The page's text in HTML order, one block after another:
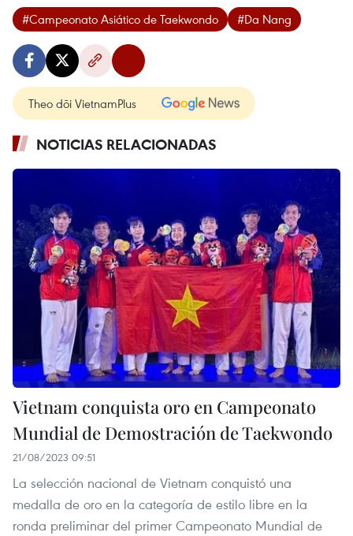
#Campeonato Asiático de Taekwondo #Da Nang
Theo dõi VietnamPlus
NOTICIAS RELACIONADAS
Vietnam conquista oro en Campeonato
Mundial de Demostración de Taekwondo
21/08/2023 09:51
La selección nacional de Vietnam conquistó una
medalla de oro en la categoría de estilo libre en la
ronda preliminar del primer Campeonato Mundial de